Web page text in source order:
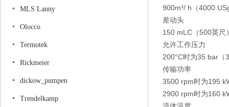
MLS Lanny
Olocco
Termotek
Rickmeier
dickow_pumpen
Trendelkamp
900m³/ h（4000
差动头
150 mLC（500英尺
允许工作压力
200°C时为35 bar（
传输功率
3500 rpm时为195
2900 rpm时为160